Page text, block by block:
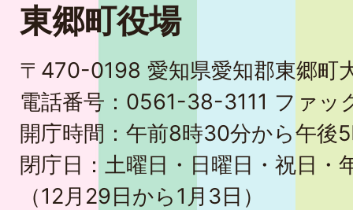
東郷町役場
〒470-0198 愛知県愛知郡東郷町
電話番号：0561-38-3111 ファ
開庁時間：午前8時30分から午後
閉庁日：土曜日・日曜日・祝日・
（12月29日から1月3日）